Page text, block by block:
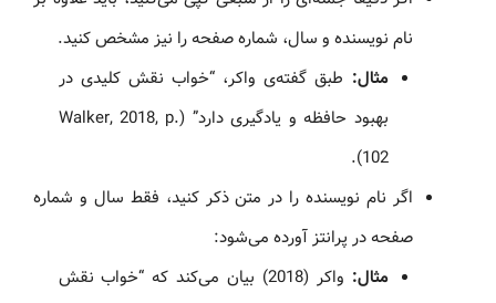
نام نویسنده و سال، شماره صفحه را نیز مشخص کنید.
مثال: طبق گفته‌ی واکر، “خواب نقش کلیدی در
بهبود حافظه و یادگیری دارد” (Walker, 2018, p.
102).
اگر نام نویسنده را در متن ذکر کنید، فقط سال و شماره
صفحه در پرانتز آورده می‌شود:
مثال:
واکر (2018) بیان می‌کند که “خواب نقش